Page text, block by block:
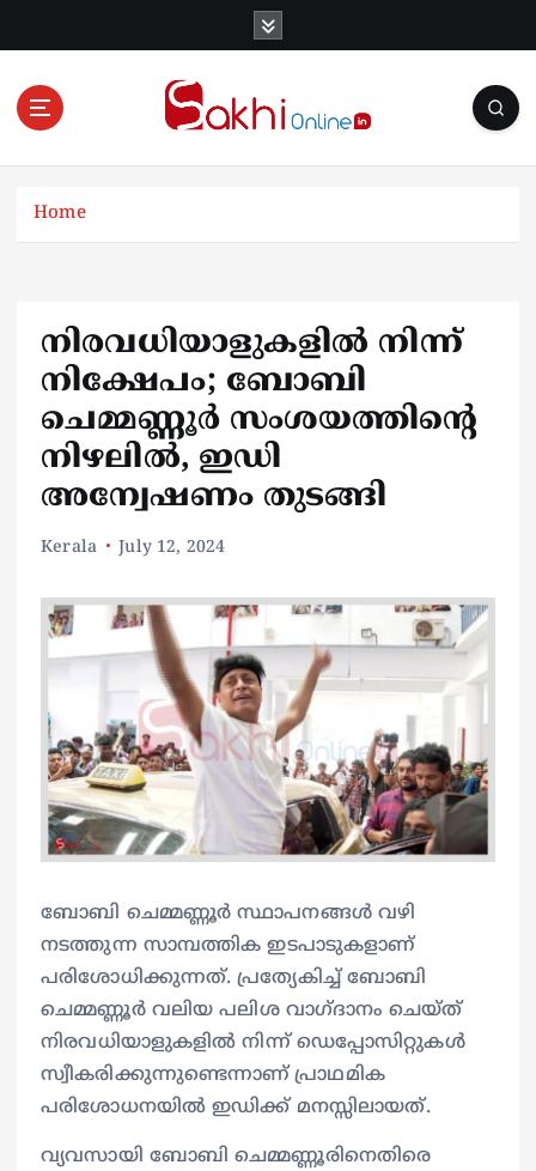
Online News Portal
Home
നിരവധിയാളുകളിൽ നിന്ന്
നിക്ഷേപം; ബോബി
ചെമ്മണ്ണൂർ സംശയത്തിന്റെ
നിഴലിൽ, ഇഡി
അന്വേഷണം തുടങ്ങി
Kerala July 12, 2024
ബോബി ചെമ്മണ്ണൂർ സ്ഥാപനങ്ങൾ വഴി
നടത്തുന്ന സാമ്പത്തിക ഇടപാടുകളാണ്
പരിശോധിക്കുന്നത്. പ്രത്യേകിച്ച് ബോബി
ചെമ്മണ്ണൂർ വലിയ പലിശ വാ​ഗ്ദാനം ചെയ്ത്
നിരവധിയാളുകളിൽ നിന്ന് ഡെപ്പോസിറ്റുകൾ
സ്വീകരിക്കുന്നുണ്ടെന്നാണ് പ്രാഥമിക
പരിശോധനയിൽ ഇഡിക്ക് മനസ്സിലായത്.
വ്യവസായി ബോബി ചെമ്മണ്ണൂരിനെതിരെ